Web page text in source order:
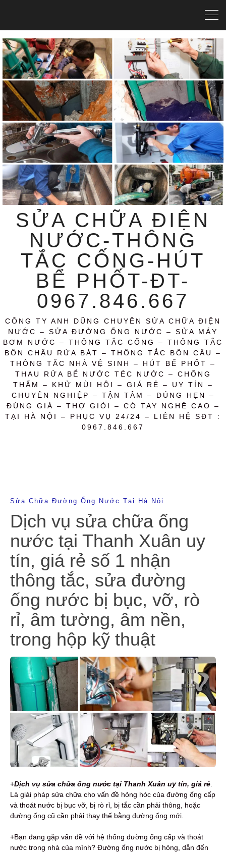
SỬA CHỮA ĐIỆN
NƯỚC-THÔNG
TẮC CỐNG-HÚT
BỂ PHỐT-ĐT-
0967.846.667
CÔNG TY ANH DŨNG CHUYÊN SỬA CHỮA ĐIỆN
NƯỚC – SỬA ĐƯỜNG ỐNG NƯỚC – SỬA MÁY
BƠM NƯỚC – THÔNG TẮC CỐNG – THÔNG TẮC
BỒN CHẬU RỬA BÁT – THÔNG TẮC BỒN CẦU –
THÔNG TẮC NHÀ VỆ SINH – HÚT BỂ PHỐT –
THAU RỬA BỂ NƯỚC TÉC NƯỚC – CHỐNG
THẤM – KHỬ MÙI HÔI – GIÁ RẺ – UY TÍN –
CHUYÊN NGHIỆP – TẬN TÂM – ĐÚNG HẸN –
ĐÚNG GIÁ – THỢ GIỎI – CÓ TAY NGHỀ CAO –
TẠI HÀ NỘI – PHỤC VỤ 24/24 – LIÊN HỆ SĐT :
0967.846.667
Sửa Chữa Đường Ống Nước Tại Hà Nội
Dịch vụ sửa chữa ống
nước tại Thanh Xuân uy
tín, giá rẻ số 1 nhận
thông tắc, sửa đường
ống nước bị bục, vỡ, rò
rỉ, âm tường, âm nền,
trong hộp kỹ thuật
+Dịch vụ sửa chữa ống nước tại Thanh Xuân uy tín, giá rẻ
Là giải pháp sửa chữa cho vấn đề hỏng hóc của đường ống cấp
và thoát nước bị bục vỡ, bị rò rỉ, bị tắc cần phải thông, hoặc
đường ống cũ cần phải thay thế bằng đường ống mới.
+Bạn đang gặp vấn đề với hệ thống đường ống cấp và thoát
nước trong nhà của mình? Đường ống nước bị hỏng, dẫn đến